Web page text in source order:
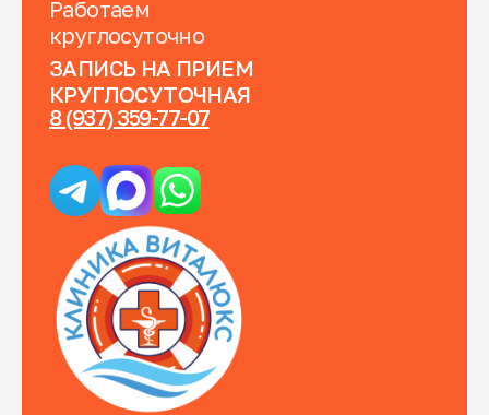
Работаем
круглосуточно
ЗАПИСЬ НА ПРИЕМ
КРУГЛОСУТОЧНАЯ
8 (937) 359-77-07